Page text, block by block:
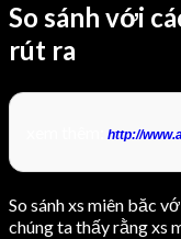
So sánh với
rút ra
http://
So sánh xs miên băc
chúng ta thấy rằng xs